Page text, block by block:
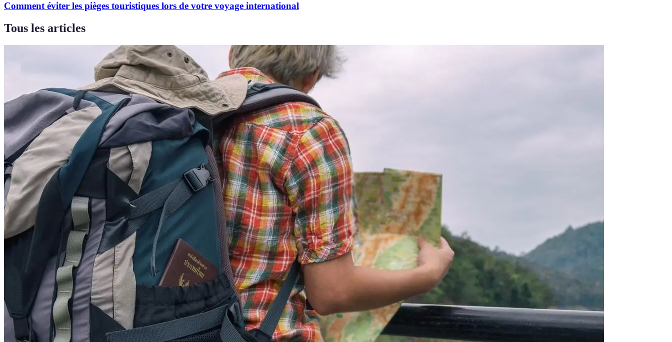
Comment éviter les pièges touristiques lors de votre voyage international
Tous les articles